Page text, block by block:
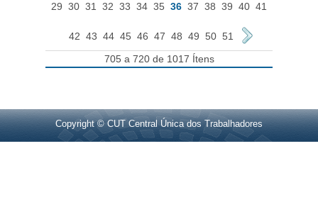
29 30 31 32 33 34 35 36 37 38 39 40 41
42 43 44 45 46 47 48 49 50 51
705 a 720 de 1017 Ítens
Copyright © CUT Central Única dos Trabalhadores